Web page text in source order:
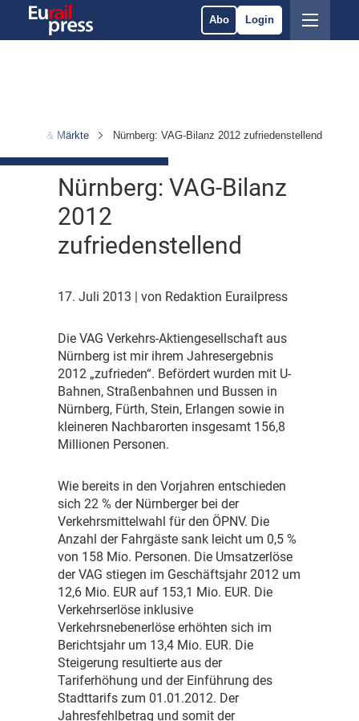
Abo Login
& Märkte Nürnberg: VAG-Bilanz 2012 zufriedenstellend
Nürnberg: VAG-Bilanz
2012
zufriedenstellend
17. Juli 2013 | von Redaktion Eurailpress
Die VAG Verkehrs-Aktiengesellschaft aus
Nürnberg ist mir ihrem Jahresergebnis
2012 „zufrieden“. Befördert wurden mit U-
Bahnen, Straßenbahnen und Bussen in
Nürnberg, Fürth, Stein, Erlangen sowie in
kleineren Nachbarorten insgesamt 156,8
Millionen Personen.
Wie bereits in den Vorjahren entschieden
sich 22 % der Nürnberger bei der
Verkehrsmittelwahl für den ÖPNV. Die
Anzahl der Fahrgäste sank leicht um 0,5 %
von 158 Mio. Personen. Die Umsatzerlöse
der VAG stiegen im Geschäftsjahr 2012 um
12,6 Mio. EUR auf 153,1 Mio. EUR. Die
Verkehrserlöse inklusive
Verkehrsnebenerlöse erhöhten sich im
Berichtsjahr um 13,4 Mio. EUR. Die
Steigerung resultierte aus der
Tariferhöhung und der Einführung des
Stadttarifs zum 01.01.2012. Der
Jahresfehlbetrag und somit der